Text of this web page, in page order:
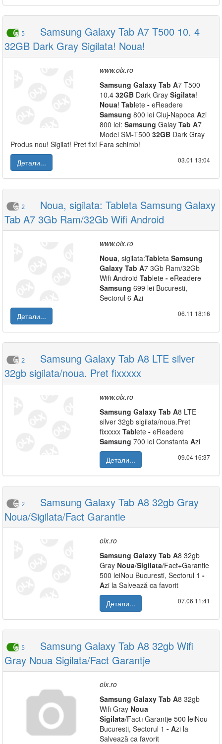
5
Samsung Galaxy Tab A7 T500 10. 4
32GB Dark Gray Sigilata! Noua!
www.olx.ro
Samsung Galaxy Tab A7 T500
10.4 32GB Dark Gray Sigilata!
Noua! Tablete - eReadere
Samsung 800 lei Cluj-Napoca Azi
800 lei: Samsung Galay Tab A7
Model SM-T500 32GB Dark Gray
Produs nou! Sigilat! Pret fix! Fara schimb!
Детали...
03.01|13:04
2
Noua, sigilata: Tableta Samsung Galaxy
Tab A7 3Gb Ram/32Gb Wifi Android
www.olx.ro
Noua, sigilata:Tableta Samsung
Galaxy Tab A7 3Gb Ram/32Gb
Wifi Android Tablete - eReadere
Samsung 699 lei Bucuresti,
Sectorul 6 Azi
Детали...
06.11|18:16
2
Samsung Galaxy Tab A8 LTE silver
32gb sigilata/noua. Pret fixxxxx
www.olx.ro
Samsung Galaxy Tab A8 LTE
silver 32gb sigilata/noua.Pret
fixxxxx Tablete - eReadere
Samsung 700 lei Constanta Azi
Детали...
09.04|16:37
2
Samsung Galaxy Tab A8 32gb Gray
Noua/Sigilata/Fact Garantie
olx.ro
Samsung Galaxy Tab A8 32gb
Gray Noua/Sigilata/Fact+Garantie
500 leiNou Bucuresti, Sectorul 1 -
Azi la Salvează ca favorit
Детали...
07.06|11:41
5
Samsung Galaxy Tab A8 32gb Wifi
Gray Noua Sigilata/Fact Garantje
olx.ro
Samsung Galaxy Tab A8 32gb
Wifi Gray Noua
Sigilata/Fact+Garantje 500 leiNou
Bucuresti, Sectorul 1 - Azi la
Salvează ca favorit